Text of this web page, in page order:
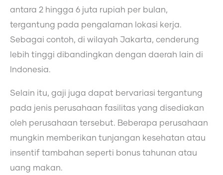
antara 2 hingga 6 juta rupiah per bulan,
tergantung pada pengalaman lokasi kerja.
Sebagai contoh, di wilayah Jakarta, cenderung
lebih tinggi dibandingkan dengan daerah lain di
Indonesia.
Selain itu, gaji juga dapat bervariasi tergantung
pada jenis perusahaan fasilitas yang disediakan
oleh perusahaan tersebut. Beberapa perusahaan
mungkin memberikan tunjangan kesehatan atau
insentif tambahan seperti bonus tahunan atau
uang makan.